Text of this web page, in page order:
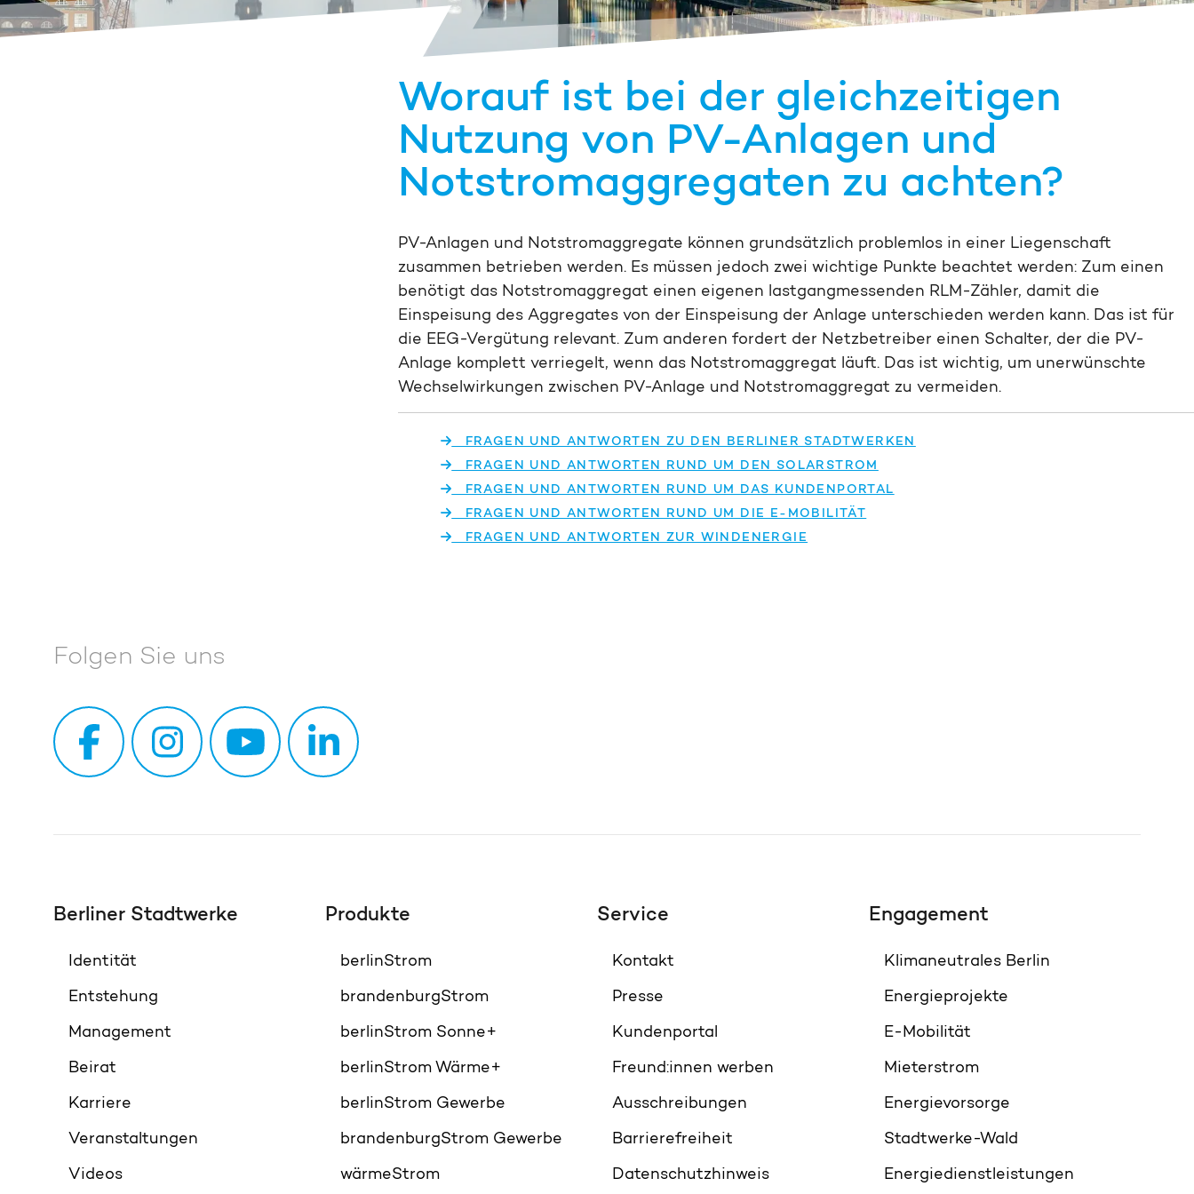
Worauf ist bei der gleichzeitigen
Nutzung von PV-Anlagen und
Notstromaggregaten zu achten?
PV-Anlagen und Notstromaggregate können grundsätzlich problemlos in einer Liegenschaft
zusammen betrieben werden. Es müssen jedoch zwei wichtige Punkte beachtet werden: Zum einen
benötigt das Notstromaggregat einen eigenen lastgangmessenden RLM-Zähler, damit die
Einspeisung des Aggregates von der Einspeisung der Anlage unterschieden werden kann. Das ist für
die EEG-Vergütung relevant. Zum anderen fordert der Netzbetreiber einen Schalter, der die PV-
Anlage komplett verriegelt, wenn das Notstromaggregat läuft. Das ist wichtig, um unerwünschte
Wechselwirkungen zwischen PV-Anlage und Notstromaggregat zu vermeiden.
FRAGEN UND ANTWORTEN ZU DEN BERLINER STADTWERKEN
FRAGEN UND ANTWORTEN RUND UM DEN SOLARSTROM
FRAGEN UND ANTWORTEN RUND UM DAS KUNDENPORTAL
FRAGEN UND ANTWORTEN RUND UM DIE E-MOBILITÄT
FRAGEN UND ANTWORTEN ZUR WINDENERGIE
Folgen Sie uns
Berliner Stadtwerke
Identität
Entstehung
Management
Beirat
Karriere
Veranstaltungen
Videos
Produkte
berlinStrom
brandenburgStrom
berlinStrom Sonne+
berlinStrom Wärme+
berlinStrom Gewerbe
brandenburgStrom Gewerbe
wärmeStrom
Service
Kontakt
Presse
Kundenportal
Freund:innen werben
Ausschreibungen
Barrierefreiheit
Datenschutzhinweis
Engagement
Klimaneutrales Berlin
Energieprojekte
E-Mobilität
Mieterstrom
Energievorsorge
Stadtwerke-Wald
Energiedienstleistungen